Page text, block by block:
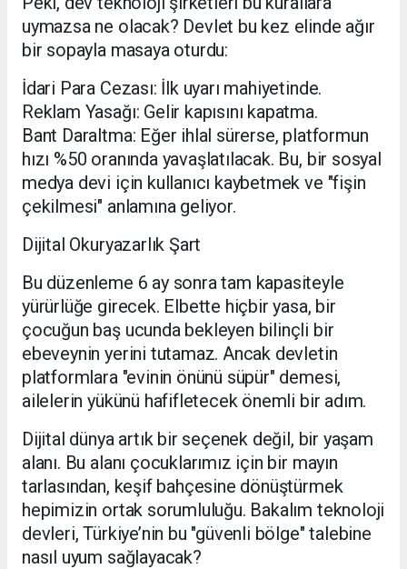
uymazsa ne olacak? Devlet bu kez elinde ağır
bir sopayla masaya oturdu:
​İdari Para Cezası: İlk uyarı mahiyetinde.
​Reklam Yasağı: Gelir kapısını kapatma.
​Bant Daraltma: Eğer ihlal sürerse, platformun
hızı %50 oranında yavaşlatılacak. Bu, bir sosyal
medya devi için kullanıcı kaybetmek ve "fişin
çekilmesi" anlamına geliyor.
​Dijital Okuryazarlık Şart
​Bu düzenleme 6 ay sonra tam kapasiteyle
yürürlüğe girecek. Elbette hiçbir yasa, bir
çocuğun baş ucunda bekleyen bilinçli bir
ebeveynin yerini tutamaz. Ancak devletin
platformlara "evinin önünü süpür" demesi,
ailelerin yükünü hafifletecek önemli bir adım.
​Dijital dünya artık bir seçenek değil, bir yaşam
alanı. Bu alanı çocuklarımız için bir mayın
tarlasından, keşif bahçesine dönüştürmek
hepimizin ortak sorumluluğu. Bakalım teknoloji
devleri, Türkiye’nin bu "güvenli bölge" talebine
nasıl uyum sağlayacak?